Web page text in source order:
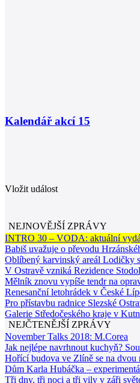
Kalendář akcí 15
Vložit událost
NEJNOVĚJŠÍ ZPRÁVY
INTRO 30 – VODA: aktuální
Babiš uvažuje o převodu
Oblíbený karvinský areál Lodičky
V Ostravě vzniká Rezidence
Mělník znovu vypíše tendr na
Renesanční letohrádek v České
Pro přístavbu radnice Slezské
Galerie Středočeského kraje v
NEJČTENĚJŠÍ ZPRÁVY
November Talks 2018: M.Corea
Jak nejlépe navrhnout kuchyň?
Hořící budova ve Zlíně se na dvou
Dům Karla Hubáčka –
Tři dny, tři noci a tři vily v záři